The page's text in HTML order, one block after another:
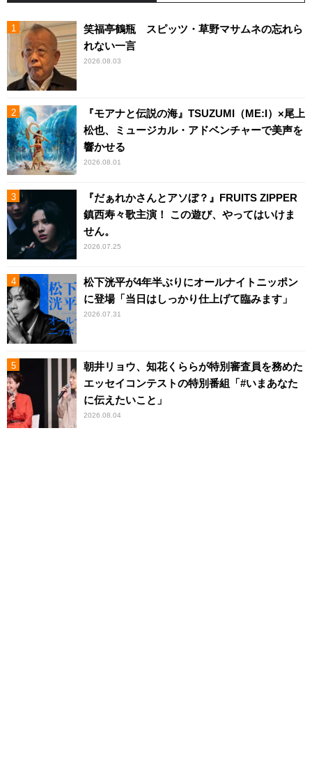
笑福亭鶴瓶 スピッツ・草野マサムネの忘れら
れない一言
2026.08.03
『モアナと伝説の海』TSUZUMI（ME:I）×尾上
松也、ミュージカル・アドベンチャーで美声を
響かせる
2026.08.01
『だぁれかさんとアソぼ？』FRUITS ZIPPER
鎮西寿々歌主演！ この遊び、やってはいけま
せん。
2026.07.25
松下洸平が4年半ぶりにオールナイトニッポン
に登場「当日はしっかり仕上げて臨みます」
2026.07.31
朝井リョウ、知花くららが特別審査員を務めた
エッセイコンテストの特別番組「#いまあなた
に伝えたいこと」
2026.08.04